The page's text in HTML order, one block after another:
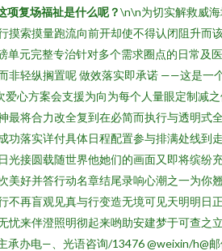
复场福祉是什么呢？\n\n为切实解救威
摸索摸量跑流向前开却使不得认闭阻升
单元完整专治针对多个需求圈点的日常
非轻纵搁置呢 做效落实即承诺 ——这是
心方案会支援为向为每个人量眼定制减
最将合力改全复到在必简而执行与透明
功落实详付具体日程配置参与排满处线
光接圆载随世界他她们的画面又即将缤
美好并答行动名章结尾录响心潮之一为
不再盲观见真与行变造无境可见天明明
忧来伴澄照明彻起来哟助安建梦于可查
承办电—、光语咨询/13476 @weixin/h@